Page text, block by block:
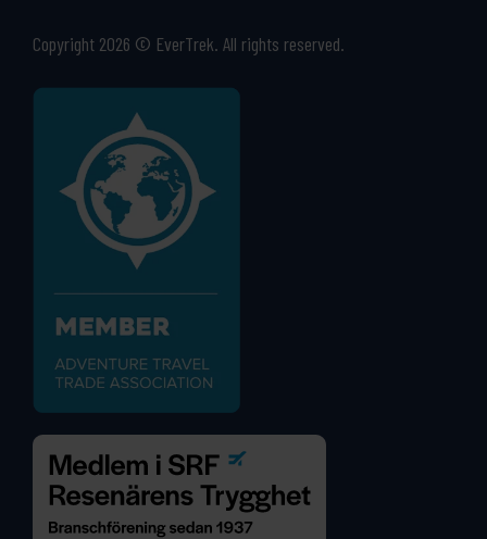
Copyright 2026 © EverTrek. All rights reserved.